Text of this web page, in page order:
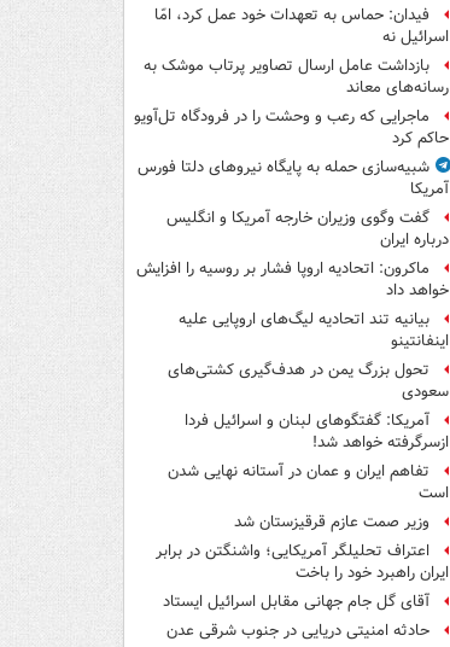
فیدان: حماس به تعهدات خود عمل کرد، امّا
اسرائیل نه
بازداشت عامل ارسال تصاویر پرتاب موشک به
رسانه‌های معاند
ماجرایی که رعب و وحشت را در فرودگاه تل‌آویو
حاکم کرد
شبیه‌سازی حمله به پایگاه نیروهای دلتا فورس
آمریکا
گفت وگوی وزیران خارجه آمریکا و انگلیس
درباره ایران
ماکرون: اتحادیه اروپا فشار بر روسیه را افزایش
خواهد داد
بیانیه تند اتحادیه لیگ‌های اروپایی علیه
اینفانتینو
تحول بزرگ یمن در هدف‌گیری کشتی‌های
سعودی
آمریکا: گفتگوهای لبنان و اسرائیل فردا
ازسرگرفته خواهد شد!
تفاهم ایران و عمان در آستانه نهایی شدن
است
وزیر صمت عازم قرقیزستان شد
اعتراف تحلیلگر آمریکایی؛ واشنگتن در برابر
ایران راهبرد خود را باخت
آقای گل جام جهانی مقابل اسرائیل ایستاد
حادثه امنیتی دریایی در جنوب شرقی عدن